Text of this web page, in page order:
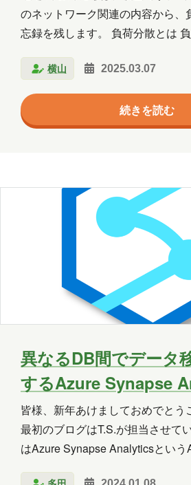
WordPress
お出かけ
エージェント
コミュニケーション
サポ
ツール
ネットワーク
北海道
医療 名古屋
宮城 導入支援
愛媛
暮らし
津軽三味線 熊
群馬
習い事
買い物
資料作成
資
趣味
長崎 青森
のネットワーク関連の内容から、
忘録を残します。 負荷分散とは
分ける技術です。これにより、シ
ーマンスや可用性が向上し、特定
スが過負荷にならないようにしま
等化： サーバーやサービスが同
サーバーだけに負担が集中するこ
性の向上： もし1つのサーバーが
サーバーにト…
横山 2025.03.07
続きを読む
異なるDB間でデータ
するAzure Synapse
紹介
皆様、新年あけましておめでとう
最初のブログはT.S.が担当させて
はAzure Synapse Analyticsという